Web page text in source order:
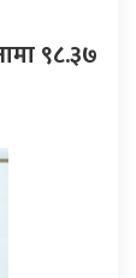
९८.३७